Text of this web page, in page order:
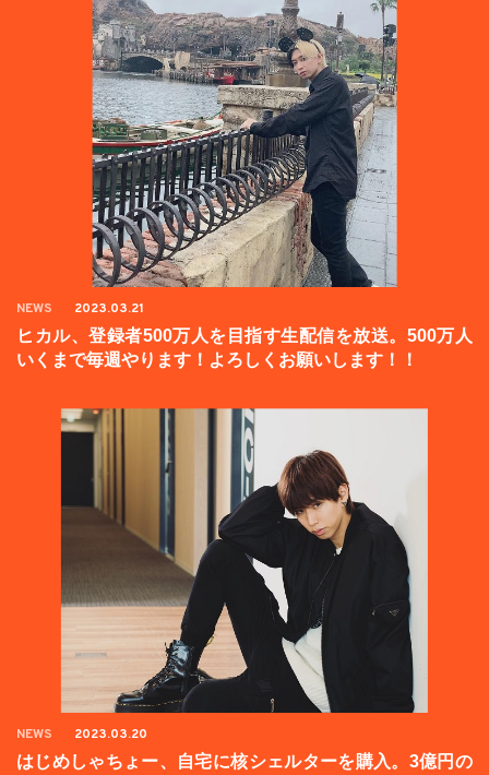
NEWS 2023.03.21
ヒカル、登録者500万人を目指す生配信を放送。500万人
いくまで毎週やります！よろしくお願いします！！
NEWS 2023.03.20
はじめしゃちょー、自宅に核シェルターを購入。3億円の